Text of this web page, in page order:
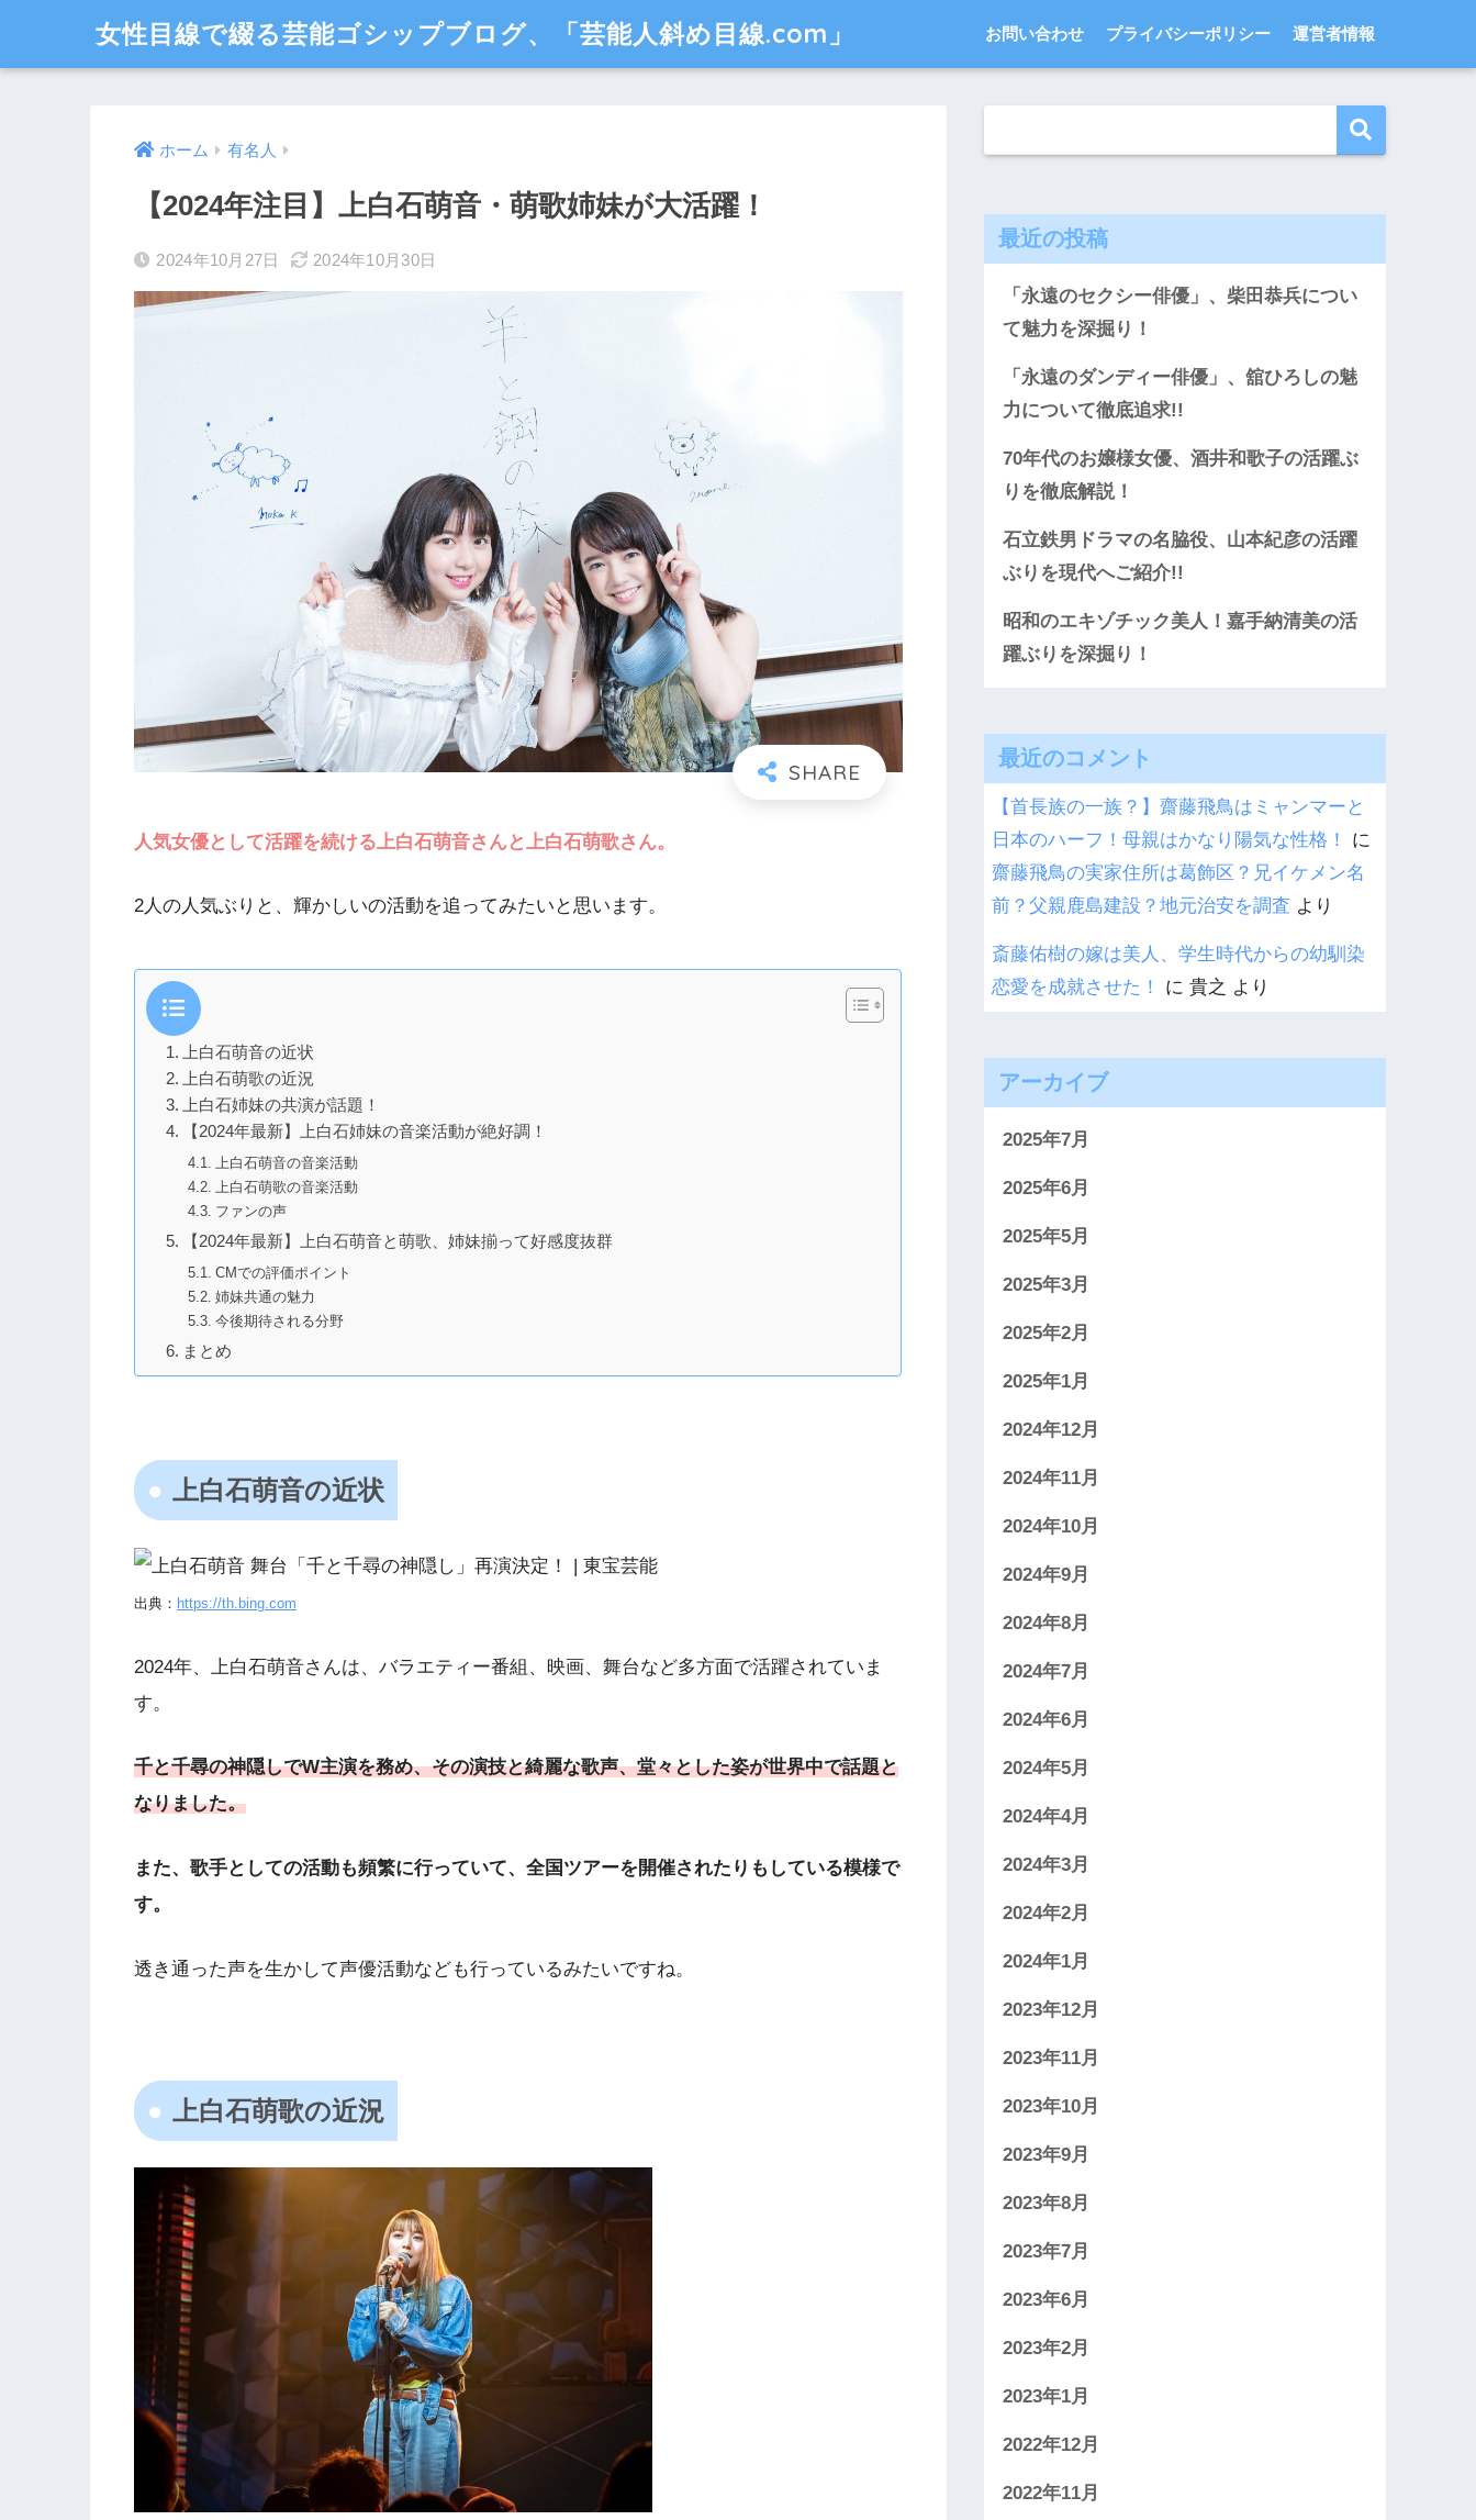
女性目線で綴る芸能ゴシップブログ、「芸能人斜め目線.com」 お問い合わせ プライバシーポリシー 運営者情報
ホーム 有名人
【2024年注目】上白石萌音・萌歌姉妹が大活躍！
2024年10月27日 2024年10月30日
人気女優として活躍を続ける上白石萌音さんと上白石萌歌さん。
2人の人気ぶりと、輝かしいの活動を追ってみたいと思います。
上白石萌音の近状
上白石萌歌の近況
上白石姉妹の共演が話題！
【2024年最新】上白石姉妹の音楽活動が絶好調！
上白石萌音の音楽活動
上白石萌歌の音楽活動
ファンの声
【2024年最新】上白石萌音と萌歌、姉妹揃って好感度抜群
CMでの評価ポイント
姉妹共通の魅力
今後期待される分野
まとめ
上白石萌音の近状
出典： https://th.bing.com
2024年、上白石萌音さんは、バラエティー番組、映画、舞台など多方面で活躍されていま
す。
千と千尋の神隠しでW主演を務め、その演技と綺麗な歌声、堂々とした姿が世界中で話題と
なりました。
また、歌手としての活動も頻繁に行っていて、全国ツアーを開催されたりもしている模様で
す。
透き通った声を生かして声優活動なども行っているみたいですね。
上白石萌歌の近況
最近の投稿
「永遠のセクシー俳優」、柴田恭兵につい
て魅力を深掘り！
「永遠のダンディー俳優」、舘ひろしの魅
力について徹底追求!!
70年代のお嬢様女優、酒井和歌子の活躍ぶ
りを徹底解説！
石立鉄男ドラマの名脇役、山本紀彦の活躍
ぶりを現代へご紹介!!
昭和のエキゾチック美人！嘉手納清美の活
躍ぶりを深掘り！
最近のコメント
【首長族の一族？】齋藤飛鳥はミャンマーと
日本のハーフ！母親はかなり陽気な性格！
に
齋藤飛鳥の実家住所は葛飾区？兄イケメン名
前？父親鹿島建設？地元治安を調査 より
斎藤佑樹の嫁は美人、学生時代からの幼馴染
恋愛を成就させた！
に貴之 より
アーカイブ
2025年7月
2025年6月
2025年5月
2025年3月
2025年2月
2025年1月
2024年12月
2024年11月
2024年10月
2024年9月
2024年8月
2024年7月
2024年6月
2024年5月
2024年4月
2024年3月
2024年2月
2024年1月
2023年12月
2023年11月
2023年10月
2023年9月
2023年8月
2023年7月
2023年6月
2023年2月
2023年1月
2022年12月
2022年11月